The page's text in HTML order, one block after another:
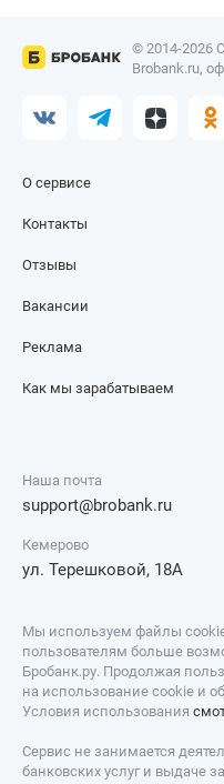
© 2014-2026
Brobank.ru,
О сервисе
Контакты
Отзывы
Вакансии
Реклама
Как мы зарабатываем
Наша почта
support@brobank.ru
Кемерово
ул. Терешковой, 18А
Мы используем файлы
пользователям больше
Бробанк.ру. Продолжая
на использование cookie и
Условия использования
Сервис не занимается
банковских услуг и выдаче